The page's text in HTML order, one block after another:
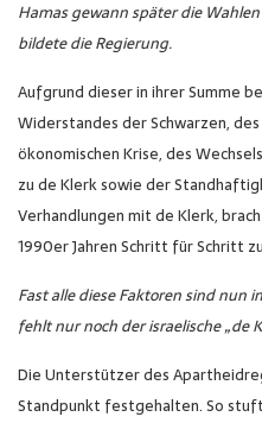
Hamas gewann später die
bildete die Regierung.
Aufgrund dieser in ihrer Summe
Widerstandes der Schwarzen,
ökonomischen Krise, des
zu de Klerk sowie der
Verhandlungen mit de Klerk,
1990er Jahren Schritt für Schritt
Fast alle diese Faktoren sind nun
fehlt nur noch der israelische „de
Die Unterstützer des
Standpunkt festgehalten. So